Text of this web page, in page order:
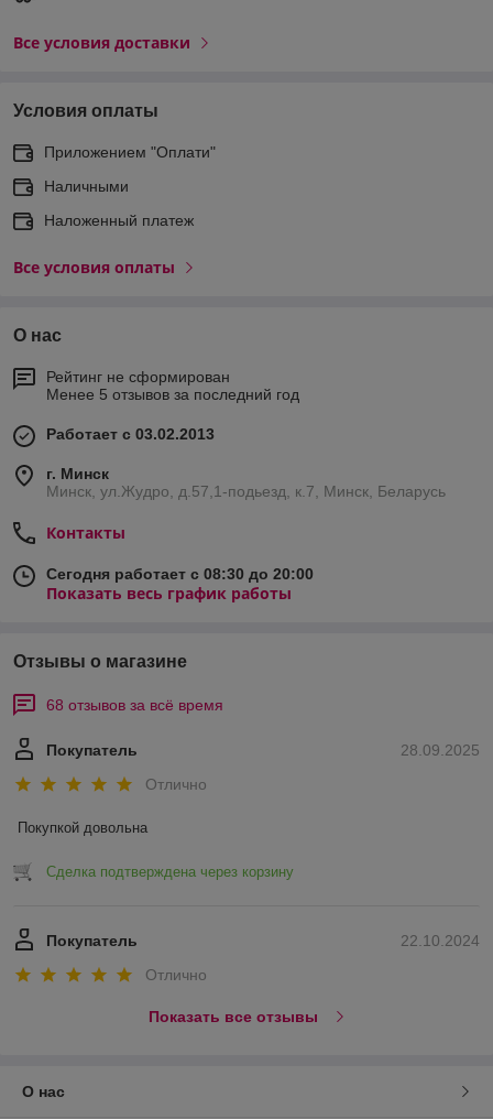
Все условия доставки
Условия оплаты
Приложением "Оплати"
Наличными
Наложенный платеж
Все условия оплаты
О нас
Рейтинг не сформирован
Менее 5 отзывов за последний год
Работает с 03.02.2013
г. Минск
Минск, ул.Жудро, д.57,1-подьезд, к.7, Минск, Беларусь
Контакты
Сегодня работает с 08:30 до 20:00
Показать весь график работы
Отзывы о магазине
68 отзывов за всё время
28.09.2025
Покупатель
Отлично
Покупкой довольна
Сделка подтверждена через корзину
22.10.2024
Покупатель
Отлично
Показать все отзывы
О нас